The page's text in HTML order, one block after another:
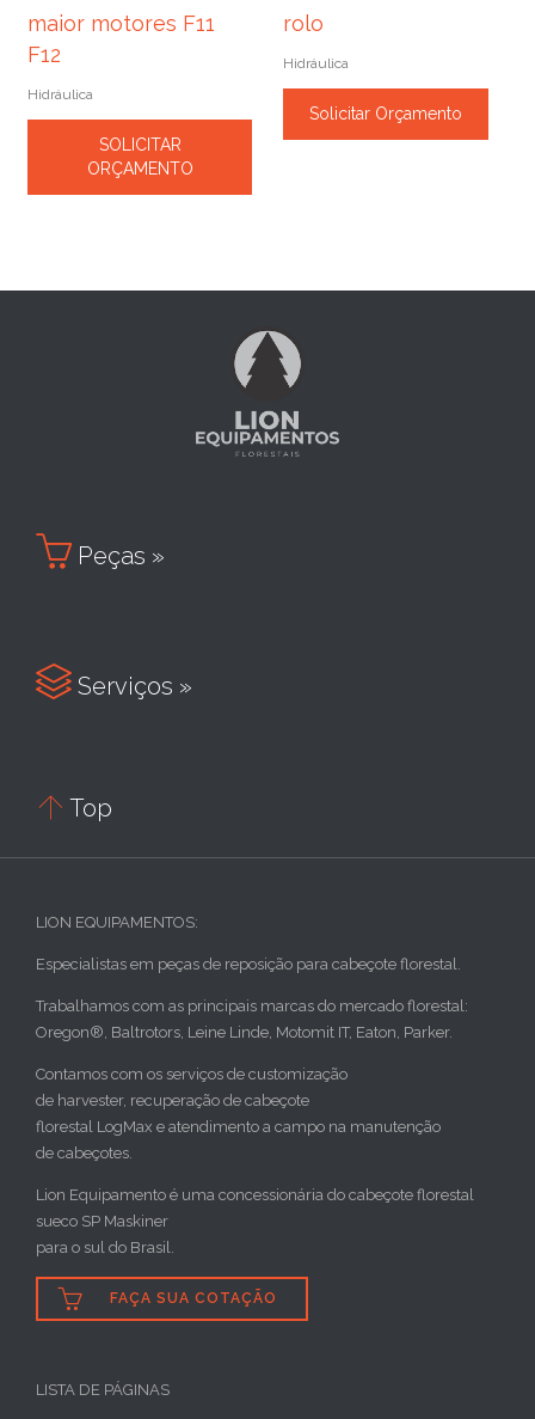
maior motores F11
F12
Hidráulica
SOLICITAR
ORÇAMENTO
rolo
Hidráulica
Solicitar Orçamento
 Peças »
 Serviços »
 Top
LION EQUIPAMENTOS:
Especialistas em peças de reposição para cabeçote florestal.
Trabalhamos com as principais marcas do mercado florestal:
Oregon®, Baltrotors, Leine Linde, Motomit IT, Eaton, Parker.
Contamos com os serviços de customização
de harvester, recuperação de cabeçote
florestal LogMax e atendimento a campo na manutenção
de cabeçotes.
Lion Equipamento é uma concessionária do cabeçote florestal
sueco SP Maskiner
para o sul do Brasil.
 FAÇA SUA COTAÇÃO
LISTA DE PÁGINAS